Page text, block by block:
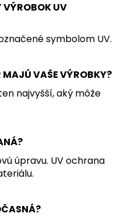
VÝROBOK UV
symbolom UV.
VAŠE VÝROBKY?
najvyšší, aký môže
úpravu. UV ochrana